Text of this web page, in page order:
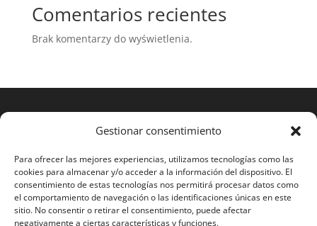
Gestionar consentimiento
Para ofrecer las mejores experiencias, utilizamos tecnologías como las
cookies para almacenar y/o acceder a la información del dispositivo. El
consentimiento de estas tecnologías nos permitirá procesar datos como
el comportamiento de navegación o las identificaciones únicas en este
sitio. No consentir o retirar el consentimiento, puede afectar
negativamente a ciertas características y funciones.
Comentarios recientes
Brak komentarzy do wyświetlenia.